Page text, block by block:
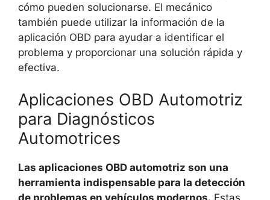
cómo pueden solucionarse. El mecánico
también puede utilizar la información de la
aplicación OBD para ayudar a identificar el
problema y proporcionar una solución rápida y
efectiva.
Aplicaciones OBD Automotriz
para Diagnósticos
Automotrices
Las aplicaciones OBD automotriz son una
herramienta indispensable para la detección